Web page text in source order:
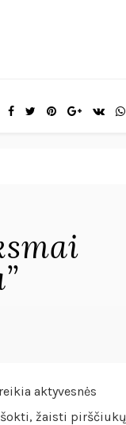
aktyvesnės
žaisti pirščiukų